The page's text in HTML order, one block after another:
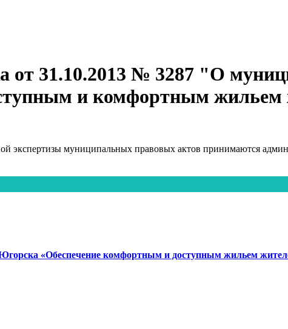
от 31.10.2013 № 3287 "О
и комфортным жильем
экспертизы муниципальных правовых актов принимаются
«Обеспечение комфортным и доступным жильем